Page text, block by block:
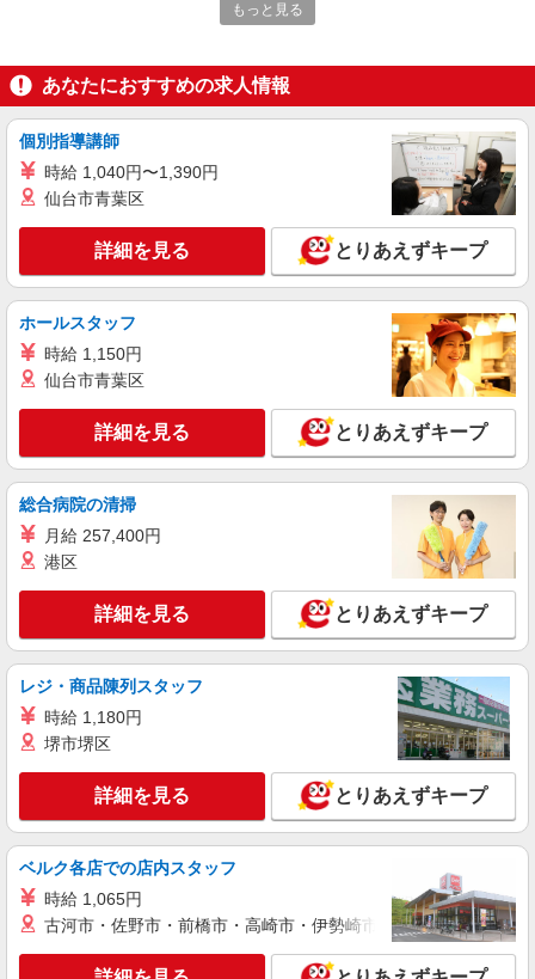
時給1350円〜2062円 ＜日払い有/週払い有/交
福島市 【履歴書不要♪】
キープ 詳細を見る
派遣社員
株式会社kotrio /●SD-H-1896296
福島市＠有料老人ホーム◎上質な支援、納得の
報酬、充実研修♪
時給1450円〜2062円 ＜日払い有/週払い有/交
キープ 詳細を見る
株式会社kotrio /●SD-H-2066507
福島市｜未経験でも大丈夫◎研修が手厚い有料
時給1350円〜2062円 ＜日払い有/週払い有/交
福島市 最寄り駅：福島
キープ 詳細を見る
派遣社員
株式会社kotrio /●SD-H-1828751
＼日払いOK／夕方退社可♪デイサービス
STAFF急募＊福島市
時給1450円〜2062円 ＜日払い有/週払い有/交
通費全支給(ガソリン代含む)＞
福島市 最寄り駅：福島
キープ 詳細を見る
派遣社員
もっと見る
あなたにおすすめの求人情報
個別指導講師
時給 1,040円〜1,390円
仙台市青葉区
詳細を見る とりあえずキープ
ホールスタッフ
時給 1,150円
仙台市青葉区
詳細を見る とりあえずキープ
総合病院の清掃
月給 257,400円
港区
詳細を見る とりあえずキープ
レジ・商品陳列スタッフ
時給 1,180円
堺市堺区
詳細を見る とりあえずキープ
ベルク各店での店内スタッフ
時給 1,065円
古河市・佐野市・前橋市・高崎市・伊勢崎市・太田市・館林市